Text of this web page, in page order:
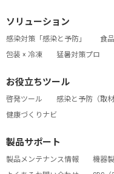
ソリューション
感染対策「感染と予防」 食
包装 × 冷凍
猛暑対策プロ
お役立ちツール
啓発ツール 感染と予防（取材
健康づくりナビ
製品サポート
製品メンテナンス情報 機器